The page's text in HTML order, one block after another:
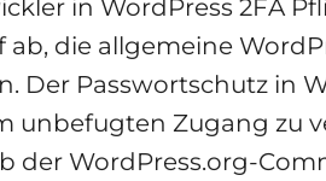
in WordPress 2FA
ab, die allgemeine
Der Passwortschutz in
unbefugten Zugang zu
der WordPress.org-